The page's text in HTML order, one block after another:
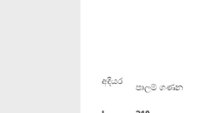
අදියර
පාලම් ගණන